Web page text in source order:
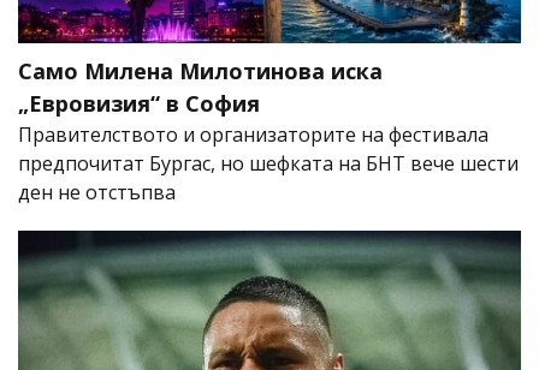
Само Милена Милотинова иска
„Евровизия“ в София
Правителството и организаторите на фестивала
предпочитат Бургас, но шефката на БНТ вече шести
ден не отстъпва